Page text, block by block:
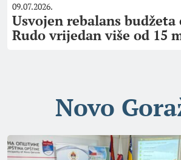
09.07.2026.
Usvojen rebalans budžeta
Rudo vrijedan više od 15
Novo